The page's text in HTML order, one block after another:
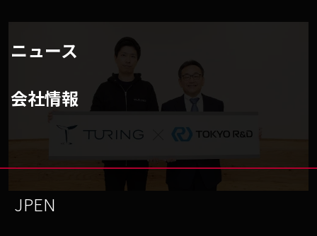
ニュース
会社情報
EN
JP